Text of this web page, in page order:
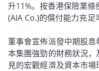
升11%。按香港保險業
(AIA Co.)的償付能力充足
董事會宣佈派發中期股
本集團強勁的財務狀況
見的宏觀經濟及資本市場